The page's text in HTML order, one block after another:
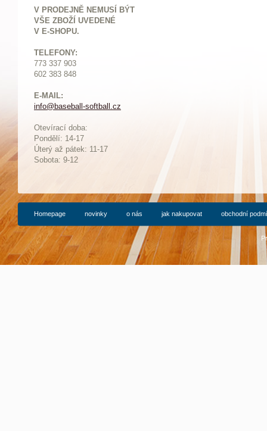
V PRODEJNĚ NEMUSÍ BÝT
VŠE ZBOŽÍ UVEDENÉ
V E-SHOPU.
TELEFONY:
773 337 903
602 383 848
E-MAIL:
info@baseball-softball.cz
Otevírací doba:
Pondělí: 14-17
Úterý až pátek: 11-17
Sobota: 9-12
Homepage novinky o nás jak nakupovat obchodní